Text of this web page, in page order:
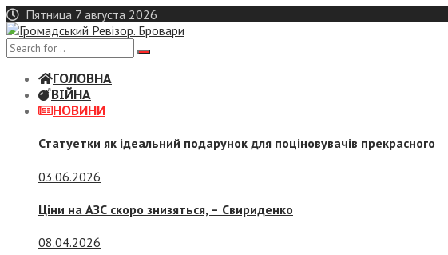
Skip
to
content
Пятница 7 августа 2026
ГОЛОВНА
ВІЙНА
НОВИНИ
Статуетки як ідеальний подарунок для поціновувачів прекрасного
03.06.2026
Ціни на АЗС скоро знизяться, – Свириденко
08.04.2026